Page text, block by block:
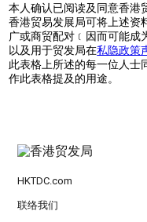
本人确认已阅读及同意香港
香港贸易发展局可将上述资
广或商贸配对﹝因而可能成
以及用于贸发局在私隐政策
此表格上所述的每一位人士
作此表格提及的用途。
HKTDC.com
联络我们